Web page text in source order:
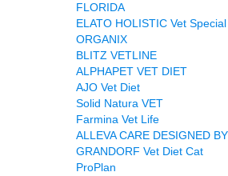
FLORIDA
ELATO HOLISTIC Vet Special
ORGANIX
BLITZ VETLINE
ALPHAPET VET DIET
AJO Vet Diet
Solid Natura VET
Farmina Vet Life
ALLEVA CARE DESIGNED
GRANDORF Vet Diet Cat
ProPlan